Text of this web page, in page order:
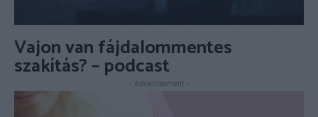
Vajon van fájdalommentes
szakítás? – podcast
- Advertisement -